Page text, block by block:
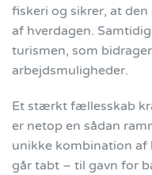
fiskeri og sikrer, at
af hverdagen.
turismen, som
arbejdsmuligheder.
Et stærkt fællesskab
er netop en sådan
unikke kombination af
går tabt – til gavn for